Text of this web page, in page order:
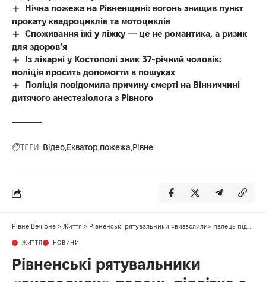
Нічна пожежа на Рівненщині: вогонь знищив пункт
прокату квадроциклів та мотоциклів
Споживання їжі у ліжку — це не романтика, а ризик
для здоров’я
Із лікарні у Костополі зник 37-річний чоловік:
поліція просить допомогти в пошуках
Поліція повідомила причину смерті на Вінниччині
дитячого анестезіолога з Рівного
ТЕГИ: Відео Екватор пожежа Рівне
Рівне Вечірнє > Життя > Рівненські рятувальники «визволили» палець підлітка з металевої пастки
ЖИТТЯ НОВИНИ
Рівненські рятувальники